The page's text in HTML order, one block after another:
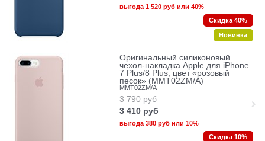
выгода1 520 рубили 40%
Скидка 40%
Новинка
Оригинальный силиконовый
чехол-накладка Apple для iPhone
7 Plus/8 Plus, цвет «розовый
песок» (MMT02ZM/A)
MMT02ZM/A
3 790 руб
3 410 руб
выгода 380 рубили 10%
Скидка 10%